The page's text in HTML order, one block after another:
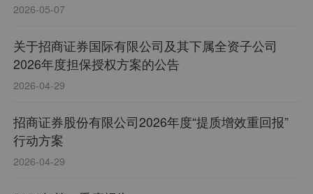
2026-05-07
关于招商证券国际有限公司及其下属全资子公司
2026年度担保授权方案的公告
2026-04-29
招商证券股份有限公司2026年度“提质增效重回报”
行动方案
2026-04-29